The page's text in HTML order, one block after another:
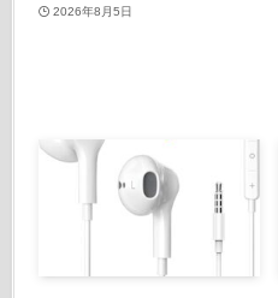
2026年8月5日